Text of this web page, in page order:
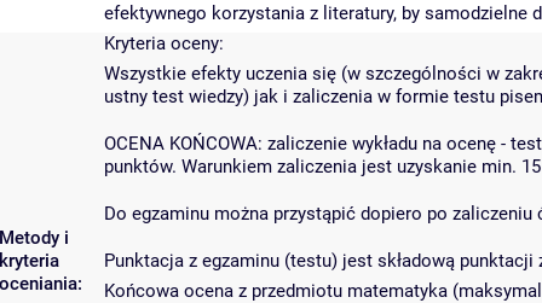
efektywnego korzystania z literatury, by samodzielne
Metody i
kryteria
oceniania:
Kryteria oceny:
Wszystkie efekty uczenia się (w szczególności w
ustny test wiedzy) jak i zaliczenia w formie testu
OCENA KOŃCOWA: zaliczenie wykładu na ocenę -
punktów. Warunkiem zaliczenia jest uzyskanie min.
Do egzaminu można przystąpić dopiero po zaliczeniu
Punktacja z egzaminu (testu) jest składową punktacji
Końcowa ocena z przedmiotu matematyka